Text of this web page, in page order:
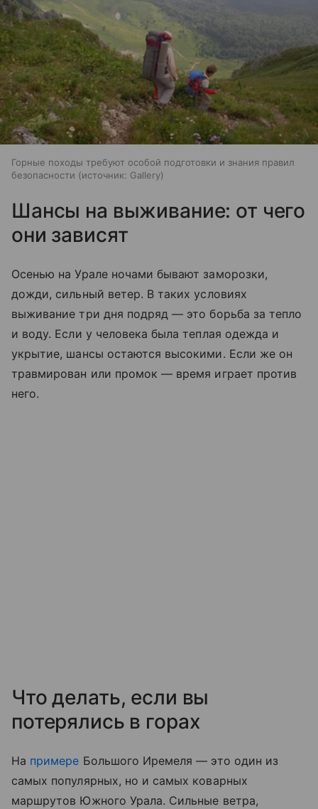
Горные походы требуют особой подготовки и знания правил
безопасности
источник: Gallery
Шансы на выживание: от чего
они зависят
Осенью на Урале ночами бывают заморозки,
дожди, сильный ветер. В таких условиях
выживание три дня подряд — это борьба за тепло
и воду. Если у человека была теплая одежда и
укрытие, шансы остаются высокими. Если же он
травмирован или промок — время играет против
него.
Что делать, если вы
потерялись в горах
На примере Большого Иремеля — это один из
самых популярных, но и самых коварных
маршрутов Южного Урала. Сильные ветра,